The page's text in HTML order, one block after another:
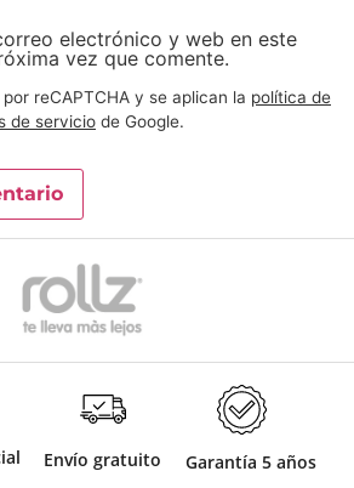
electrónico y web en este
vez que comente.
reCAPTCHA y se aplican la política de
de servicio de Google.
Envío gratuito Garantía 5 años